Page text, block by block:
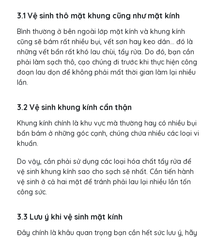
3.1 Vệ sinh thô mặt khung cũng như mặt kính
Bình thường ở bên ngoài lớp mặt kính và khung kính
cũng sẽ bám rất nhiều bụi, vết sơn hay keo dán... đó là
những vết bẩn rất khó lau chùi, tẩy rửa. Do đó, bạn cần
phải làm sạch thô, cạo chúng đi trước khi thực hiện công
đoạn lau dọn để không phải mất thời gian làm lại nhiều
lần.
3.2 Vệ sinh khung kính cẩn thận
Khung kính chính là khu vực mà thường hay có nhiều bụi
bẩn bám ở những góc cạnh, chúng chứa nhiều các loại vi
khuẩn.
Do vậy, cần phải sử dụng các loại hóa chất tẩy rửa để
vệ sinh khung kính sao cho sạch sẽ nhất. Cần tiến hành
vệ sinh ở cả hai mặt để tránh phải lau lại nhiều lần tốn
công sức.
3.3 Lưu ý khi vệ sinh mặt kính
Đây chính là khâu quan trọng bạn cần hết sức lưu ý, hãy